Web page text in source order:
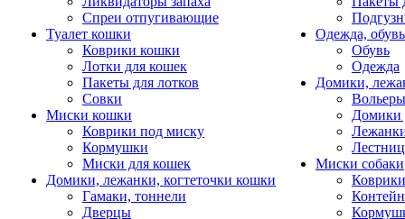
Спреи отпугивающие
Туалет кошки
Коврики кошки
Лотки для кошек
Пакеты для лотков
Совки
Миски кошки
Коврики под миску
Кормушки
Миски для кошек
Домики, лежанки, когтеточки кошки
Гамаки, тоннели
Дверцы
Одежда, обувь
Обувь
Одежда
Домики,
Домики
Миски собаки